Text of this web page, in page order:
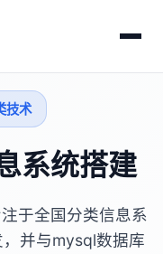
技术
系统搭建
于全国分类信息系
并与mysql数据库